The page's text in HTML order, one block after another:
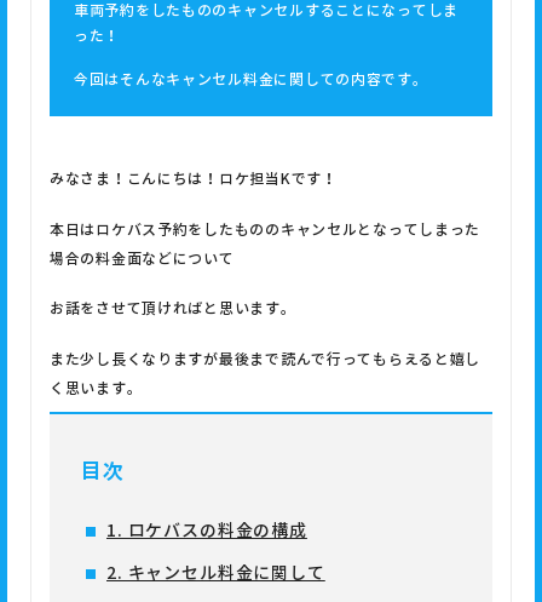
車両予約をしたもののキャンセルすることになってしま
った！
今回はそんなキャンセル料金に関しての内容です。
みなさま！こんにちは！ロケ担当 Kです！
本日はロケバス予約をしたもののキャンセルとなってしまった
場合の料金面などについて
お話をさせて頂ければと思います。
また少し長くなりますが最後まで読んで行ってもらえると嬉し
く思います。
目次
1. ロケバスの料金の構成
2. キャンセル料金に関して